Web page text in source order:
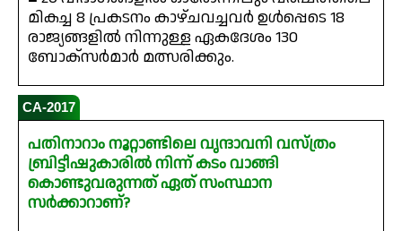
മികച്ച 8 പ്രകടനം കാഴ്ചവച്ചവർ ഉൾപ്പെടെ 18
രാജ്യങ്ങളിൽ നിന്നുള്ള ഏകദേശം 130
ബോക്സർമാർ മത്സരിക്കും.
CA-2017
പതിനാറാം നൂറ്റാണ്ടിലെ വൃന്ദാവനി വസ്ത്രം
ബ്രിട്ടീഷുകാരിൽ നിന്ന് കടം വാങ്ങി
കൊണ്ടുവരുന്നത് ഏത് സംസ്ഥാന
സർക്കാറാണ്?